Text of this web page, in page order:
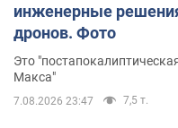
инженерные
дронов. Фото
Это
Макса"
7.08.2026 23:47 7,5 т.